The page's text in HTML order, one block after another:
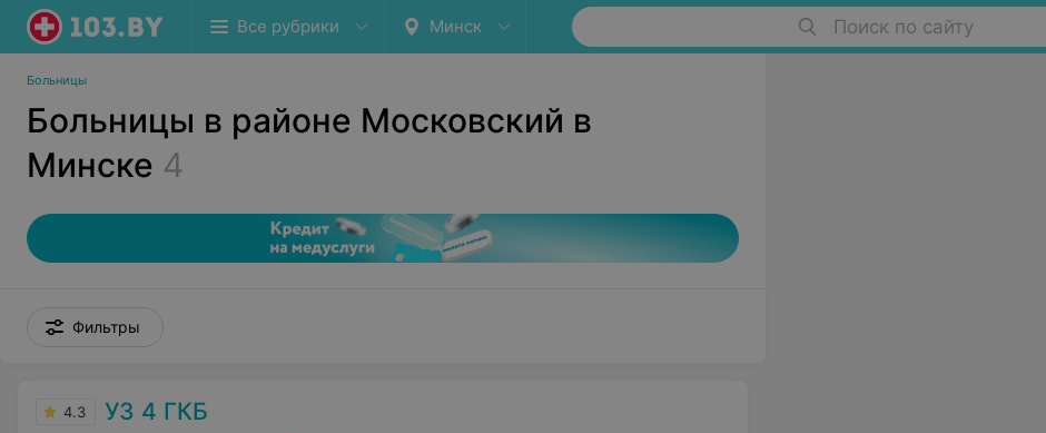
Все рубрики Минск Поиск по сайту
Больницы
Больницы в районе Московский в
Минске 4
Фильтры
4.3 УЗ 4 ГКБ